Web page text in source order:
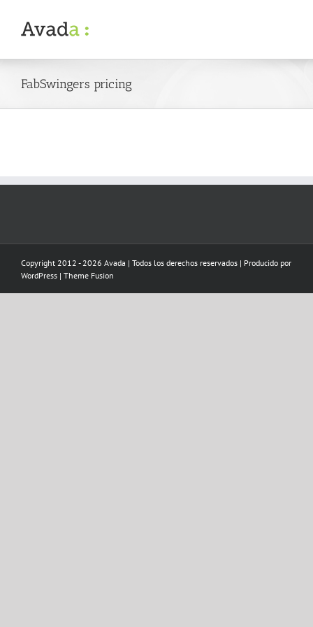
content
FabSwingers pricing
Copyright 2012 - 2026 Avada | Todos los derechos reservados | Producido por
WordPress | Theme Fusion